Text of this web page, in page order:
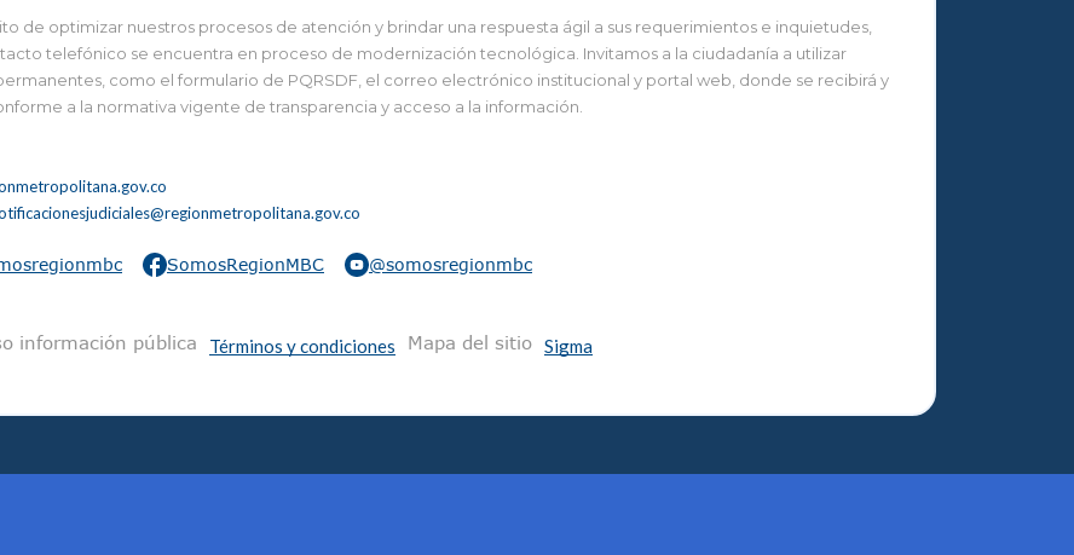
de optimizar nuestros procesos de atención y brindar una respuesta ágil a sus requerimientos e inquietudes,
telefónico se encuentra en proceso de modernización tecnológica. Invitamos a la ciudadanía a utilizar
como el formulario de PQRSDF, el correo electrónico institucional y portal web, donde se recibirá y
a la normativa vigente de transparencia y acceso a la información.
SomosRegionMBC @somosregionmbc
información pública Términos y condiciones Mapa del sitio Sigma